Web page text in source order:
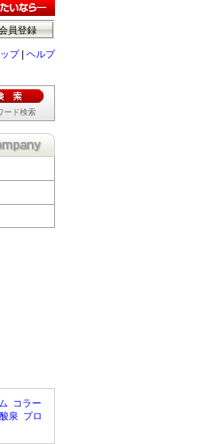
員登録
プ| ヘルプ
ード検索
コラー
泉 プロ